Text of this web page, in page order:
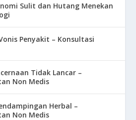
Sulit dan Hutang Menekan
Penyakit – Konsultasi
Tidak Lancar –
Non Medis
Herbal –
Non Medis